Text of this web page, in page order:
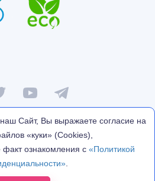
All Rights Reserved
Сайт, Вы выражаете согласие на
«куки» (Cookies),
факт ознакомления с «Политикой